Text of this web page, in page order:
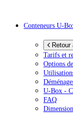
Conteneurs U-
Retour
Tarifs et
Options
U-Box -
FAQ